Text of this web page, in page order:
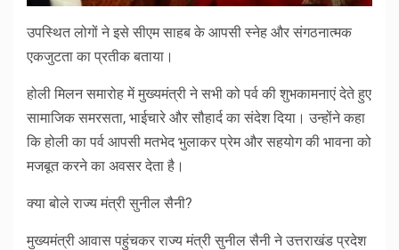
उपस्थित लोगों ने इसे सीएम साहब के आपसी स्नेह और संगठनात्मक
एकजुटता का प्रतीक बताया।
होली मिलन समारोह में मुख्यमंत्री ने सभी को पर्व की शुभकामनाएं देते हुए
सामाजिक समरसता, भाईचारे और सौहार्द का संदेश दिया। उन्होंने कहा
कि होली का पर्व आपसी मतभेद भुलाकर प्रेम और सहयोग की भावना को
मजबूत करने का अवसर देता है।
क्या बोले राज्य मंत्री सुनील सैनी?
मुख्यमंत्री आवास पहुंचकर राज्य मंत्री सुनील सैनी ने उत्तराखंड प्रदेश